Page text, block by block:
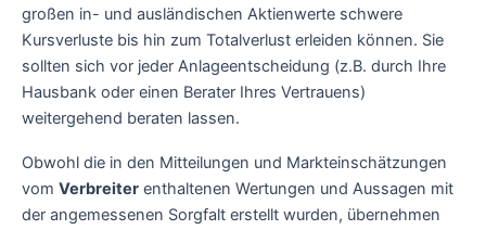
großen in- und ausländischen Aktienwerte schwere
Kursverluste bis hin zum Totalverlust erleiden können. Sie
sollten sich vor jeder Anlageentscheidung (z.B. durch Ihre
Hausbank oder einen Berater Ihres Vertrauens)
weitergehend beraten lassen.
Obwohl die in den Mitteilungen und Markteinschätzungen
vom Verbreiter enthaltenen Wertungen und Aussagen mit
der angemessenen Sorgfalt erstellt wurden, übernehmen